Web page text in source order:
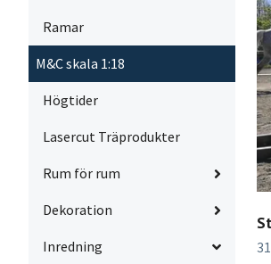
Ramar
M&C skala 1:18
Högtider
Lasercut Träprodukter
Rum för rum
Dekoration
Inredning